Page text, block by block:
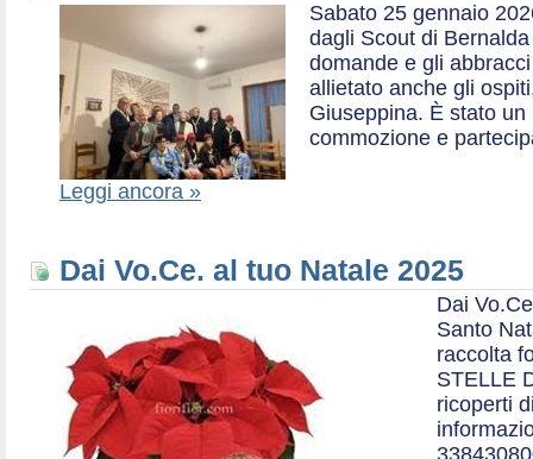
Sabato 25 gennaio
dagli Scout di
domande e gli
allietato anche gli
Giuseppina. È stato
commozione e
Leggi ancora »
Dai Vo.Ce. al tuo Natale 2025
Dai
Santo
raccolta
STELLE
ricoperti